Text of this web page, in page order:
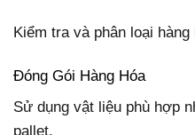
Kiểm tra và phân loại
Đóng Gói Hàng Hóa
Sử dụng vật liệu phù hợp
pallet.